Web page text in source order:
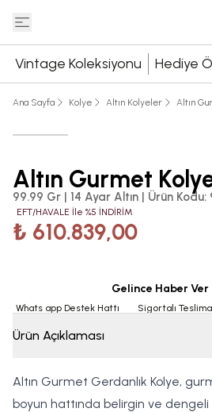
Vintage Koleksiyonu Hediye
Ana Sayfa Kolye Altın Kolyeler Altın
Altın Gurmet
99.99 Gr | 14 Ayar Altın | Ürün Kodu:
EFT/HAVALE İle %5 İNDİRİM
₺ 610.839,00
Gelince Haber Ver
Whats app Destek Hattı Sigortalı
Ürün Açıklaması
Altın Gurmet Gerdanlık Kolye,
boyun hattında belirgin ve dengeli